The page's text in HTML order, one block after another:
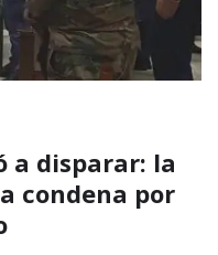
a disparar: la
condena por